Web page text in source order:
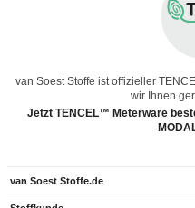
van Soest Stoffe ist offizieller
wir Ihnen
Jetzt TENCEL™ Meterware
van Soest Stoffe.de